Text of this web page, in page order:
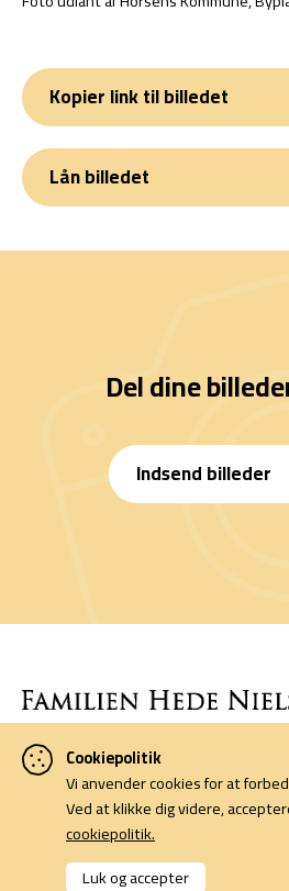
Kopier link til billedet
Lån billedet
Del dine
Indsend billeder
Denne side er finansieret af Familien
af foreningen Horsens Billeders Venner.
Cookiepolitik
Kontakt
Cookiepolitik
Vi anvender cookies for at
Ved at klikke dig videre,
cookiepolitik.
Luk og accepter